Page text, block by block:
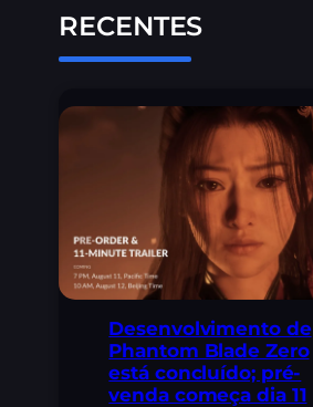
RECENTES
Desenvolvimento de
Phantom Blade Zero
está concluído; pré-
venda começa dia 11